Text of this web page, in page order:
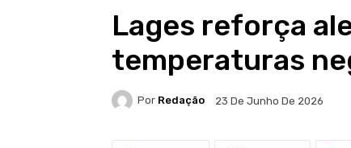
Lages reforça
temperaturas
Por Redação 23 De Junho De 2026